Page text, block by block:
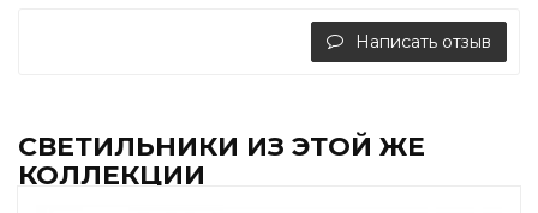
Написать отзыв
СВЕТИЛЬНИКИ ИЗ ЭТОЙ ЖЕ
КОЛЛЕКЦИИ